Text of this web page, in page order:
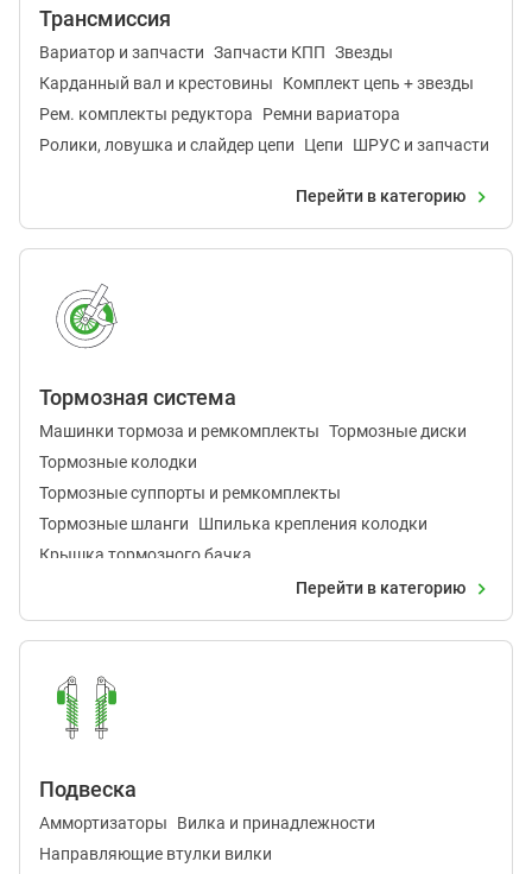
Трансмиссия
Вариатор и запчасти Запчасти КПП Звезды
Карданный вал и крестовины
Комплект цепь + звезды
Рем. комплекты редуктора
Ремни вариатора
Ролики, ловушка и слайдер цепи
Цепи ШРУС и запчасти
Перейти в категорию
Тормозная система
Машинки тормоза и ремкомплекты Тормозные диски
Тормозные колодки
Тормозные суппорты и ремкомплекты
Тормозные шланги
Шпилька крепления колодки
Крышка тормозного бачка
Перейти в категорию
Подвеска
Аммортизаторы
Вилка и принадлежности
Направляющие втулки вилки